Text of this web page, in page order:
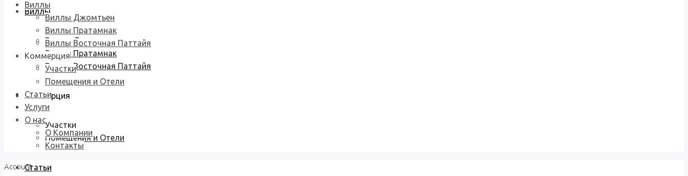
Виллы
Виллы Джомтьен
Виллы Пратамнак
Виллы Восточная Паттайя
Коммерция
Участки
Помещения и Отели
Статьи
Виллы
Виллы Джомтьен
Виллы Пратамнак
Виллы Восточная Паттайя
Коммерция
Участки
Помещения и Отели
Статьи
Услуги
О нас
О Компании
Контакты
Account